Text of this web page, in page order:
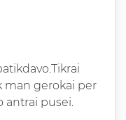
man gerokai per
antrai pusei.